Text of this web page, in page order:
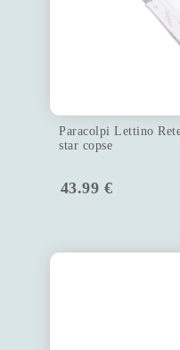
Paracolpi Lettino
star copse
43.99 €